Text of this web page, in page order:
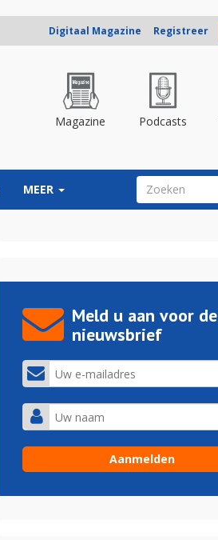
Digitaal Magazine Registreer
Magazine Podcasts
MEER ZOEKVELD
Meld u aan voor de
nieuwsbrief